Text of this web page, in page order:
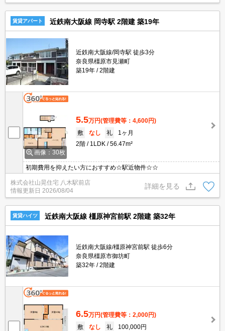
賃貸アパート 近鉄南大阪線 岡寺駅 2階建 築19年
近鉄南大阪線/岡寺駅 徒歩3分
奈良県橿原市見瀬町
築19年
2階建
画像：30枚
5.5万円(管理費等：4,600円)
敷
なし 礼
1ヶ月
2階
1LDK 56.47m²
初期費用を抑えたい方におすすめ☆駅近物件☆☆
株式会社山晃住宅 八木駅前店
情報更新日 2026/08/04
詳細を見る
賃貸ハイツ 近鉄南大阪線 橿原神宮前駅 2階建 築32年
近鉄南大阪線/橿原神宮前駅 徒歩6分
奈良県橿原市御坊町
築32年
2階建
6.5万円(管理費等：2,000円)
敷
なし 礼
100,000円